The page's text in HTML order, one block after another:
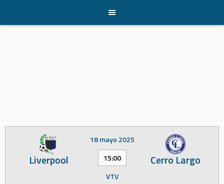
content
Liverpool Cerro Largo
18 mayo 2025
15:00
VTV